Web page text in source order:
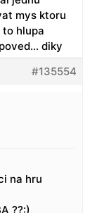
mys ktoru
to hlupa
diky
#135554
na hru
??:)